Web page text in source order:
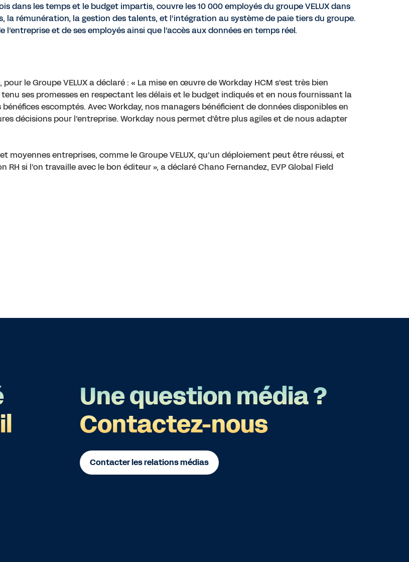
dans les temps et le budget impartis, couvre les 10 000 employés du groupe VELUX dans
la rémunération, la gestion des talents, et l’intégration au système de paie tiers du groupe.
et de ses employés ainsi que l’accès aux données en temps réel.
le Groupe VELUX a déclaré : « La mise en œuvre de Workday HCM s'est très bien
ses promesses en respectant les délais et le budget indiqués et en nous fournissant la
escomptés. Avec Workday, nos managers bénéficient de données disponibles en
décisions pour l’entreprise. Workday nous permet d'être plus agiles et de nous adapter
moyennes entreprises, comme le Groupe VELUX, qu’un déploiement peut être réussi, et
si l’on travaille avec le bon éditeur », a déclaré Chano Fernandez, EVP Global Field
Une question média ?
Contactez-nous
Contacter les relations médias